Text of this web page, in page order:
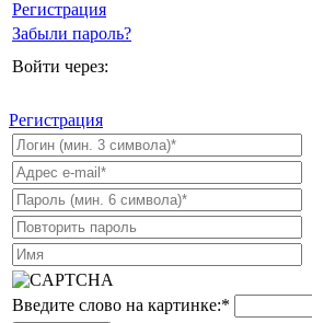
Регистрация
Забыли пароль?
Войти через:
Регистрация
Введите слово на картинке:*